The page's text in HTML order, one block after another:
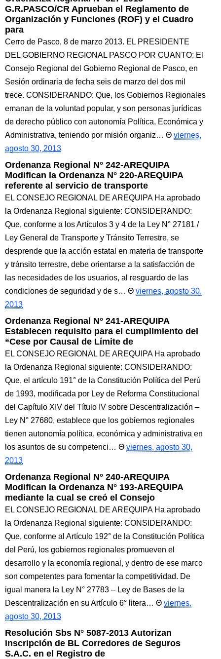
G.R.PASCO/CR Aprueban el Reglamento de
Organización y Funciones (ROF) y el Cuadro
para
Cerro de Pasco, 8 de marzo 2013. EL PRESIDENTE
DEL GOBIERNO REGIONAL PASCO POR CUANTO: El
Consejo Regional del Gobierno Regional de Pasco, en
Sesión ordinaria de fecha seis de marzo del dos mil
trece. CONSIDERANDO: Que, los Gobiernos Regionales
emanan de la voluntad popular, y son personas jurídicas
de derecho público con autonomía Política, Económica y
Administrativa, teniendo por misión organiz…
viernes,
agosto 30, 2013
Ordenanza Regional N° 242-AREQUIPA
Modifican la Ordenanza N° 220-AREQUIPA
referente al servicio de transporte
EL CONSEJO REGIONAL DE AREQUIPA Ha aprobado
la Ordenanza Regional siguiente: CONSIDERANDO:
Que, conforme a los Artículos 3 y 4 de la Ley N° 27181 /
Ley General de Transporte y Tránsito Terrestre, se
desprende que la acción estatal en materia de transporte
y tránsito terrestre, debe orientarse a la satisfacción de
las necesidades de los usuarios, al resguardo de las
condiciones de seguridad y de s…
viernes, agosto 30,
2013
Ordenanza Regional N° 241-AREQUIPA
Establecen requisito para el cumplimiento del
“Cese por Causal de Límite de
EL CONSEJO REGIONAL DE AREQUIPA Ha aprobado
la Ordenanza Regional siguiente: CONSIDERANDO:
Que, el artículo 191° de la Constitución Política del Perú
de 1993, modificada por Ley de Reforma Constitucional
del Capítulo XIV del Título IV sobre Descentralización –
Ley N° 27680, establece que los gobiernos regionales
tienen autonomía política, económica y administrativa en
los asuntos de su competenci…
viernes, agosto 30,
2013
Ordenanza Regional N° 240-AREQUIPA
Modifican la Ordenanza N° 193-AREQUIPA
mediante la cual se creó el Consejo
EL CONSEJO REGIONAL DE AREQUIPA Ha aprobado
la Ordenanza Regional siguiente: CONSIDERANDO:
Que, conforme al Artículo 192° de la Constitución Política
del Perú, los gobiernos regionales promueven el
desarrollo y la economía regional, y dentro de ese marco
son competentes para fomentar la competitividad. De
igual manera la Ley N° 27783 – Ley de Bases de la
Descentralización en su Artículo 6° litera…
viernes,
agosto 30, 2013
Resolución Sbs N° 5087-2013 Autorizan
inscripción de BL Corredores de Seguros
S.A.C. en el Registro de